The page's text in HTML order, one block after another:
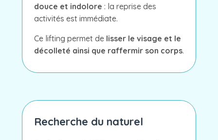
douce et indolore : la reprise des
activités est immédiate.
Ce lifting permet de lisser le visage et le
décolleté ainsi que raffermir son corps.
Recherche du naturel